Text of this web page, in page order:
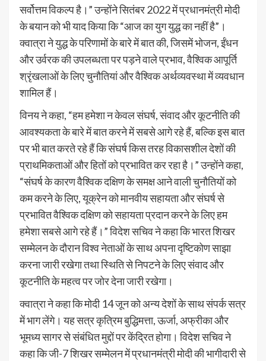
सर्वोत्तम विकल्प है।” उन्होंने सितंबर 2022 में प्रधानमंत्री मोदी
के बयान को भी याद किया कि “आज का युग युद्ध का नहीं है”।
क्वात्रा ने युद्ध के परिणामों के बारे में बात की, जिसमें भोजन, ईंधन
और उर्वरक की उपलब्धता पर पड़ने वाले प्रभाव, वैश्विक आपूर्ति
श्रृंखलाओं के लिए चुनौतियां और वैश्विक अर्थव्यवस्था में व्यवधान
शामिल हैं।
विनय ने कहा, “हम हमेशा न केवल संघर्ष, संवाद और कूटनीति की
आवश्यकता के बारे में बात करने में सबसे आगे रहे हैं, बल्कि इस बात
पर भी बात करते रहे हैं कि संघर्ष किस तरह विकासशील देशों की
प्राथमिकताओं और हितों को प्रभावित कर रहा है।” उन्होंने कहा,
“संघर्ष के कारण वैश्विक दक्षिण के समक्ष आने वाली चुनौतियों को
कम करने के लिए, यूक्रेन को मानवीय सहायता और संघर्ष से
प्रभावित वैश्विक दक्षिण को सहायता प्रदान करने के लिए हम
हमेशा सबसे आगे रहे हैं।” विदेश सचिव ने कहा कि भारत शिखर
सम्मेलन के दौरान विश्व नेताओं के साथ अपना दृष्टिकोण साझा
करना जारी रखेगा तथा स्थिति से निपटने के लिए संवाद और
कूटनीति के महत्व पर जोर देना जारी रखेगा।
क्वात्रा ने कहा कि मोदी 14 जून को अन्य देशों के साथ संपर्क सत्र
में भाग लेंगे। यह सत्र कृत्रिम बुद्धिमत्ता, ऊर्जा, अफ्रीका और
भूमध्य सागर से संबंधित मुद्दों पर केंद्रित होगा। विदेश सचिव ने
कहा कि जी-7 शिखर सम्मेलन में प्रधानमंत्री मोदी की भागीदारी से